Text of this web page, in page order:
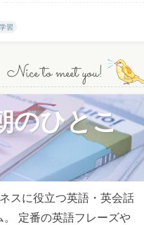
習
Nice to meet you!
のひとこ
スに役立つ英語・英会話
定番の英語フレーズや